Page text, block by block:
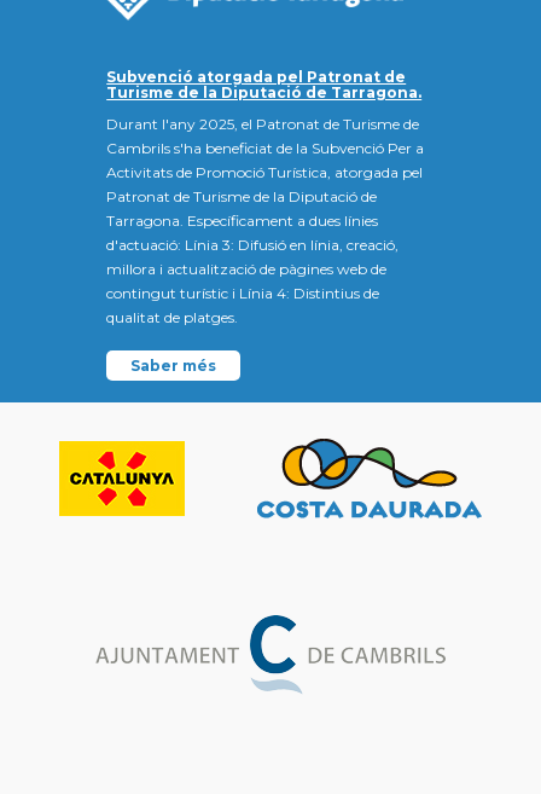
Subvenció atorgada pel Patronat de
Turisme de la Diputació de Tarragona.
Durant l'any 2025, el Patronat de Turisme de
Cambrils s'ha beneficiat de la Subvenció Per a
Activitats de Promoció Turística, atorgada pel
Patronat de Turisme de la Diputació de
Tarragona. Específicament a dues línies
d'actuació: Línia 3: Difusió en línia, creació,
millora i actualització de pàgines web de
contingut turístic i Línia 4: Distintius de
qualitat de platges.
Saber més